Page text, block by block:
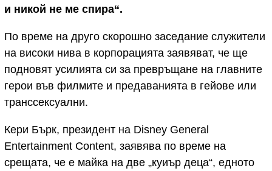
и никой не ме спира“.
По време на друго скорошно заседание служители
на високи нива в корпорацията заявяват, че ще
подновят усилията си за превръщане на главните
герои във филмите и предаванията в гейове или
транссексуални.
Кери Бърк, президент на Disney General
Entertainment Content, заявява по време на
срещата, че е майка на две „куиър деца“, едното